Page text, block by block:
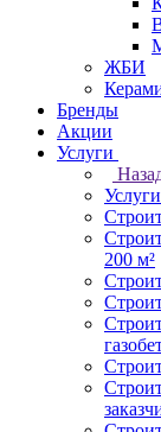
ЖБИ
Бренды
Акции
Услуги
Услуги
200 м²